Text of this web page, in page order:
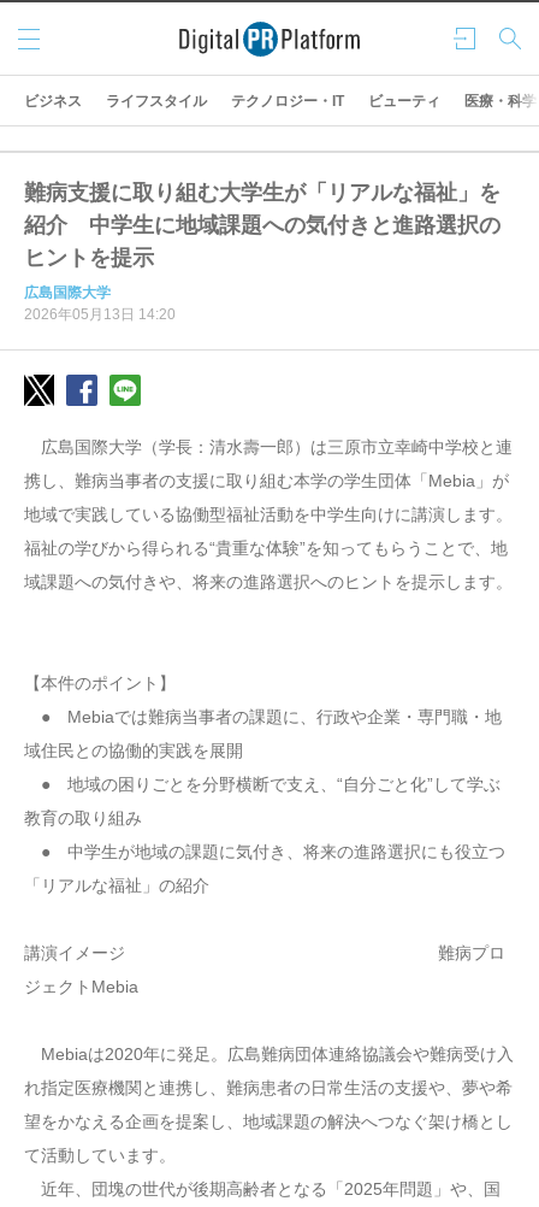
ログ
イン
検索
メニ
ュー
ビジネス ライフスタイル テクノロジー・IT ビューティ 医療・科学
難病支援に取り組む大学生が「リアルな福祉」を
紹介 中学生に地域課題への気付きと進路選択の
ヒントを提示
広島国際大学
2026年05月13日 14:20
広島国際大学（学長：清水壽一郎）は三原市立幸崎中学校と連
携し、難病当事者の支援に取り組む本学の学生団体「Mebia」が
地域で実践している協働型福祉活動を中学生向けに講演します。
福祉の学びから得られる“貴重な体験”を知ってもらうことで、地
域課題への気付きや、将来の進路選択へのヒントを提示します。
【本件のポイント】
● Mebiaでは難病当事者の課題に、行政や企業・専門職・地
域住民との協働的実践を展開
● 地域の困りごとを分野横断で支え、“自分ごと化”して学ぶ
教育の取り組み
● 中学生が地域の課題に気付き、将来の進路選択にも役立つ
「リアルな福祉」の紹介
講演イメージ 難病プロ
ジェクトMebia
Mebiaは2020年に発足。広島難病団体連絡協議会や難病受け入
れ指定医療機関と連携し、難病患者の日常生活の支援や、夢や希
望をかなえる企画を提案し、地域課題の解決へつなぐ架け橋とし
て活動しています。
近年、団塊の世代が後期高齢者となる「2025年問題」や、国